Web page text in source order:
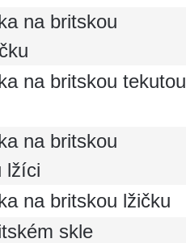
na britskou
na britskou tekutou
na britskou
lžíci
na britskou lžičku
skle